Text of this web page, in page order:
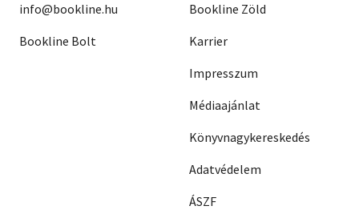
info@bookline.hu
Bookline Bolt
Bookline Zöld
Karrier
Impresszum
Médiaajánlat
Könyvnagykereskedés
Adatvédelem
ÁSZF